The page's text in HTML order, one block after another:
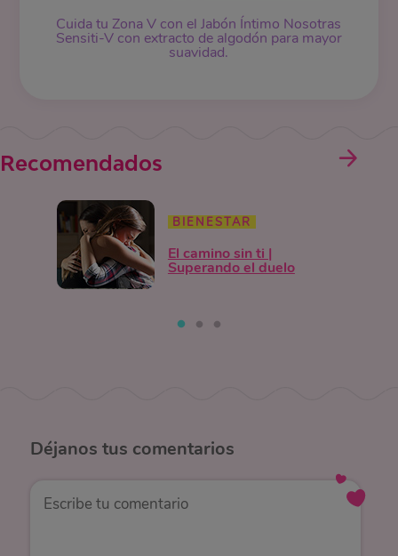
Cuida tu Zona V con el Jabón Íntimo Nosotras
Sensiti-V con extracto de algodón para mayor
suavidad.
Recomendados
BIENESTAR
El camino sin ti |
Superando el duelo
Déjanos tus comentarios